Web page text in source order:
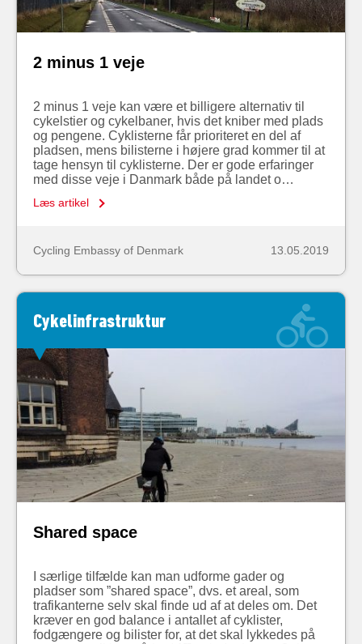
2 minus 1 veje
2 minus 1 veje kan være et billigere alternativ til
cykelstier og cykelbaner, hvis det kniber med plads
og pengene. Cyklisterne får prioriteret en del af
pladsen, mens bilisterne i højere grad kommer til at
tage hensyn til cyklisterne. Der er gode erfaringer
med disse veje i Danmark både på landet o…
Læs artikel
Cycling Embassy of Denmark 13.05.2019
Cykelinfrastruktur
Shared space
I særlige tilfælde kan man udforme gader og
pladser som ”shared space”, dvs. et areal, som
trafikanterne selv skal finde ud af at deles om. Det
kræver en god balance i antallet af cyklister,
fodgængere og bilister for, at det skal lykkedes på